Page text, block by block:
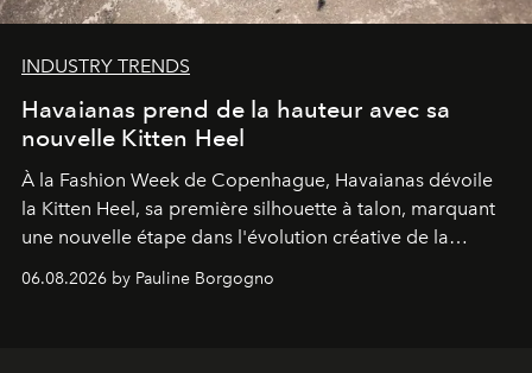
INDUSTRY TRENDS
Havaianas prend de la hauteur avec sa
nouvelle Kitten Heel
À la Fashion Week de Copenhague, Havaianas dévoile
la Kitten Heel, sa première silhouette à talon, marquant
une nouvelle étape dans l'évolution créative de la
06.08.2026 by Pauline Borgogno